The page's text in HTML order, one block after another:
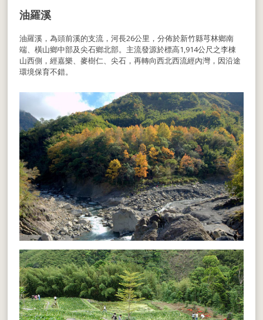
油羅溪
油羅溪，為頭前溪的支流，河長26公里，分佈於新竹縣芎林鄉南
端、橫山鄉中部及尖石鄉北部。主流發源於標高1,914公尺之李棟
山西側，經嘉樂、麥樹仁、尖石，再轉向西北西流經內灣，因沿途
環境保育不錯。